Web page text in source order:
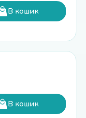
В кошик
В кошик